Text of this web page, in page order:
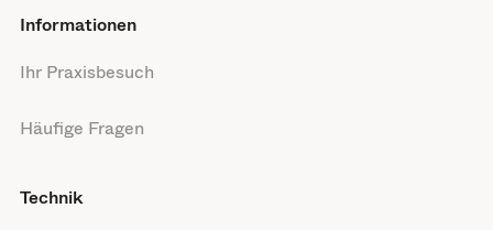
Informationen
Ihr Praxisbesuch
Häufige Fragen
Technik